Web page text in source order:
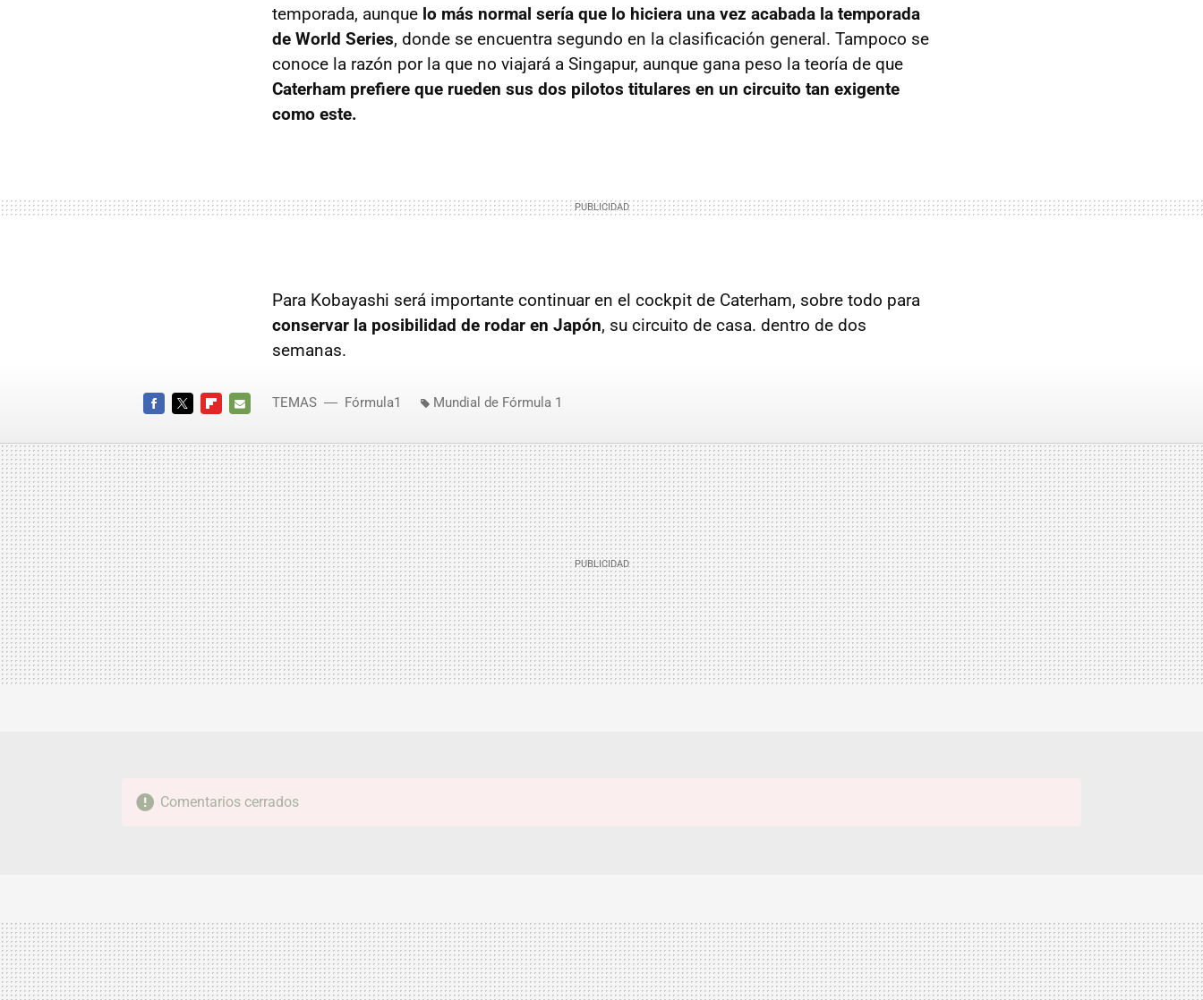
temporada, aunque lo más normal sería que lo hiciera una vez acabada la temporada
de World Series, donde se encuentra segundo en la clasificación general. Tampoco se
conoce la razón por la que no viajará a Singapur, aunque gana peso la teoría de que
Caterham prefiere que rueden sus dos pilotos titulares en un circuito tan exigente
como este.
Para Kobayashi será importante continuar en el cockpit de Caterham, sobre todo para
conservar la posibilidad de rodar en Japón, su circuito de casa. dentro de dos
semanas.
MAIL
TEMAS Fórmula1 Mundial de Fórmula 1
Comentarios cerrados